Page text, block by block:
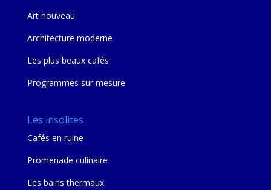
Art nouveau
Architecture moderne
Les plus beaux cafés
Programmes sur mesure
Les insolites
Cafés en ruine
Promenade culinaire
Les bains thermaux